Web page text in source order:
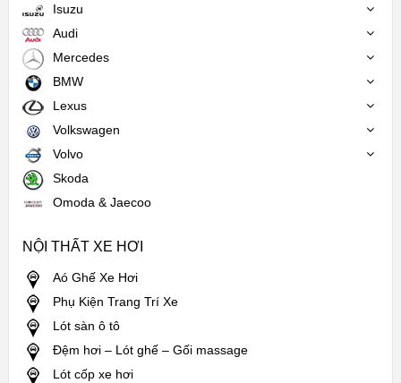
Isuzu
Audi
Mercedes
BMW
Lexus
Volkswagen
Volvo
Skoda
Omoda & Jaecoo
NỘI THẤT XE HƠI
Aó Ghế Xe Hơi
Phụ Kiện Trang Trí Xe
Lót sàn ô tô
Đệm hơi – Lót ghế – Gối massage
Lót cốp xe hơi